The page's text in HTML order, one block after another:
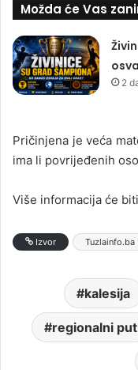
Možda će Vas
2
Pričinjena je veća
ima li povrijeđenih
Više informacija će
Izvor Tuzlainfo.ba
kalesija
regionalni put